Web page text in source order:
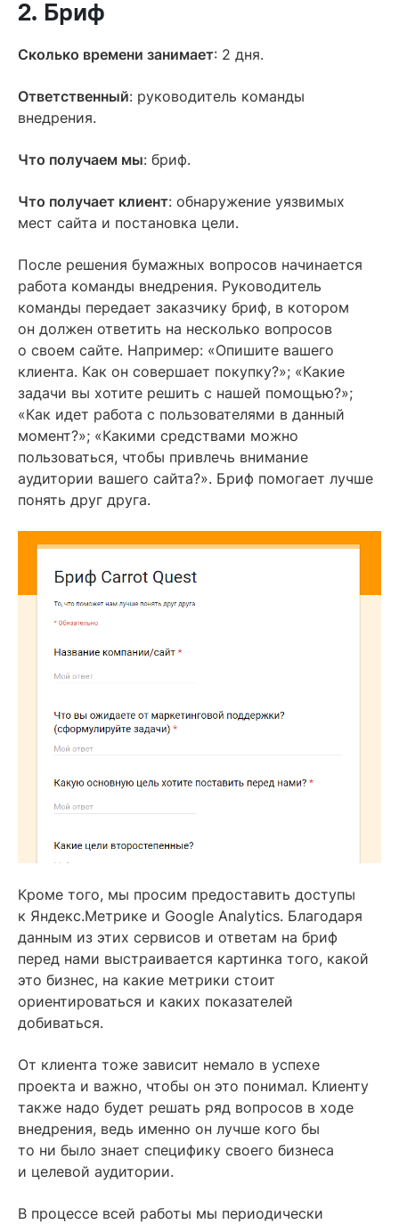
2. Бриф
Сколько времени занимает: 2 дня.
Ответственный: руководитель команды
внедрения.
Что получаем мы: бриф.
Что получает клиент: обнаружение уязвимых
мест сайта и постановка цели.
После решения бумажных вопросов начинается
работа команды внедрения. Руководитель
команды передает заказчику бриф, в котором
он должен ответить на несколько вопросов
о своем сайте. Например: «Опишите вашего
клиента. Как он совершает покупку?»; «Какие
задачи вы хотите решить с нашей помощью?»;
«Как идет работа с пользователями в данный
момент?»; «Какими средствами можно
пользоваться, чтобы привлечь внимание
аудитории вашего сайта?». Бриф помогает лучше
понять друг друга.
Кроме того, мы просим предоставить доступы
к Яндекс.Метрике и Google Analytics. Благодаря
данным из этих сервисов и ответам на бриф
перед нами выстраивается картинка того, какой
это бизнес, на какие метрики стоит
ориентироваться и каких показателей
добиваться.
От клиента тоже зависит немало в успехе
проекта и важно, чтобы он это понимал. Клиенту
также надо будет решать ряд вопросов в ходе
внедрения, ведь именно он лучше кого бы
то ни было знает специфику своего бизнеса
и целевой аудитории.
В процессе всей работы мы периодически